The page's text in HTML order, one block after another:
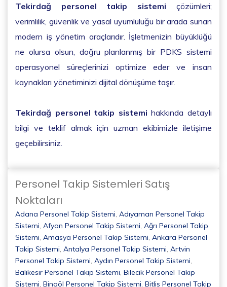
Tekirdağ personel takip sistemi çözümleri;
verimlilik, güvenlik ve yasal uyumluluğu bir arada sunan
modern iş yönetim araçlarıdır. İşletmenizin büyüklüğü
ne olursa olsun, doğru planlanmış bir PDKS sistemi
operasyonel süreçlerinizi optimize eder ve insan
kaynakları yönetiminizi dijital dönüşüme taşır.
Tekirdağ personel takip sistemi hakkında detaylı
bilgi ve teklif almak için uzman ekibimizle iletişime
geçebilirsiniz.
Personel Takip Sistemleri Satış
Noktaları
Adana Personel Takip Sistemi, Adıyaman Personel Takip
Sistemi, Afyon Personel Takip Sistemi, Ağrı Personel Takip
Sistemi, Amasya Personel Takip Sistemi, Ankara Personel
Takip Sistemi, Antalya Personel Takip Sistemi, Artvin
Personel Takip Sistemi, Aydın Personel Takip Sistemi,
Balıkesir Personel Takip Sistemi, Bilecik Personel Takip
Sistemi, Bingöl Personel Takip Sistemi, Bitlis Personel Takip